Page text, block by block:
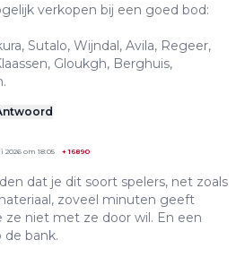
verkopen bij een goed bod:
Sutalo, Wijndal, Avila, Regeer,
Gloukgh, Berghuis,
2026 om 18:05 +16890
dat je dit soort spelers, net zoals
zoveel minuten geeft
ze niet met ze door wil. En een
bank.